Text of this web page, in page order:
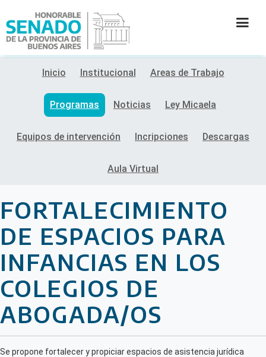
INSTITUCIÓN
SECRETARÍAS
PRENSA
CULTURA
CONTACTO
Inicio Institucional Areas de Trabajo
Programas Noticias Ley Micaela
Equipos de intervención Incripciones Descargas
Aula Virtual
FORTALECIMIENTO
DE ESPACIOS PARA
INFANCIAS EN LOS
COLEGIOS DE
ABOGADA/OS
Se propone fortalecer y propiciar espacios de asistencia jurídica